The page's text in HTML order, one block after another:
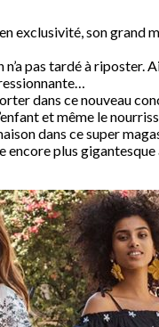
en exclusivité, son grand
pas tardé à riposter.
dans ce nouveau
et même le
dans ce super
encore plus